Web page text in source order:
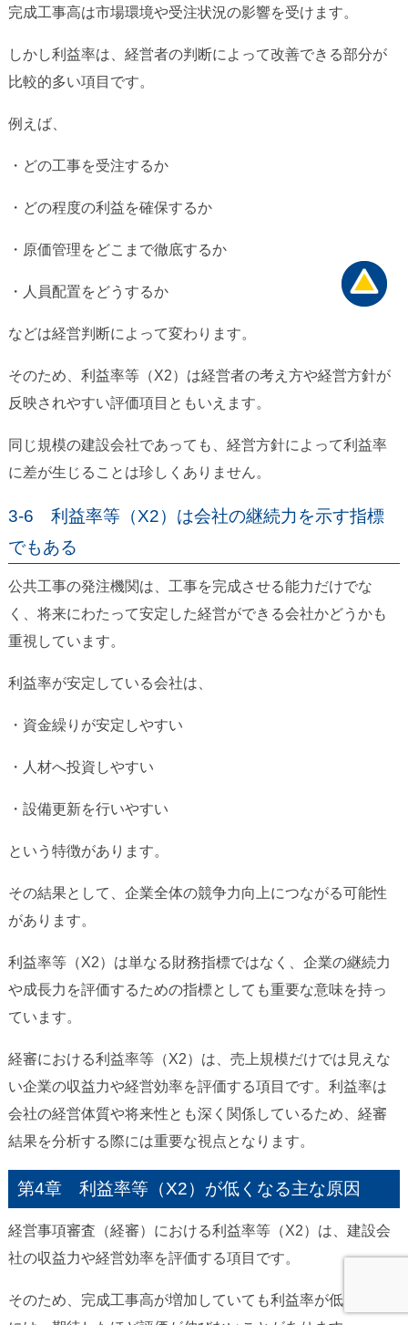
完成工事高は市場環境や受注状況の影響を受けます。
しかし利益率は、経営者の判断によって改善できる部分が
比較的多い項目です。
例えば、
・どの工事を受注するか
・どの程度の利益を確保するか
・原価管理をどこまで徹底するか
・人員配置をどうするか
などは経営判断によって変わります。
そのため、利益率等（X2）は経営者の考え方や経営方針が
反映されやすい評価項目ともいえます。
同じ規模の建設会社であっても、経営方針によって利益率
に差が生じることは珍しくありません。
3-6 利益率等（X2）は会社の継続力を示す指標
でもある
公共工事の発注機関は、工事を完成させる能力だけでな
く、将来にわたって安定した経営ができる会社かどうかも
重視しています。
利益率が安定している会社は、
・資金繰りが安定しやすい
・人材へ投資しやすい
・設備更新を行いやすい
という特徴があります。
その結果として、企業全体の競争力向上につながる可能性
があります。
利益率等（X2）は単なる財務指標ではなく、企業の継続力
や成長力を評価するための指標としても重要な意味を持っ
ています。
経審における利益率等（X2）は、売上規模だけでは見えな
い企業の収益力や経営効率を評価する項目です。利益率は
会社の経営体質や将来性とも深く関係しているため、経審
結果を分析する際には重要な視点となります。
第4章 利益率等（X2）が低くなる主な原因
経営事項審査（経審）における利益率等（X2）は、建設会
社の収益力や経営効率を評価する項目です。
そのため、完成工事高が増加していても利益率が低い場合